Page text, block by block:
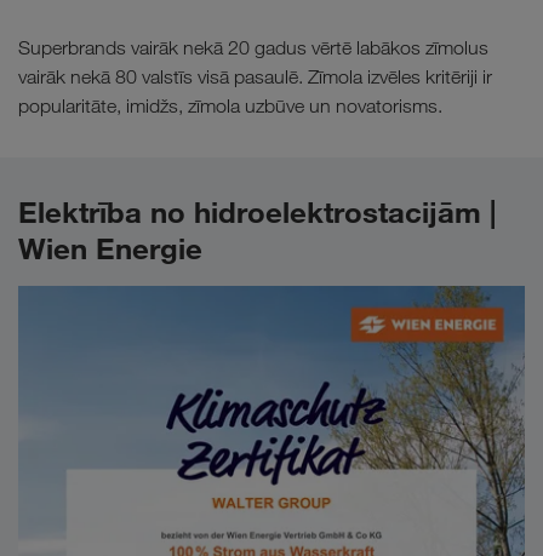
Superbrands vairāk nekā 20 gadus vērtē labākos zīmolus
vairāk nekā 80 valstīs visā pasaulē. Zīmola izvēles kritēriji ir
popularitāte, imidžs, zīmola uzbūve un novatorisms.
Elektrība no hidroelektrostacijām |
Wien Energie